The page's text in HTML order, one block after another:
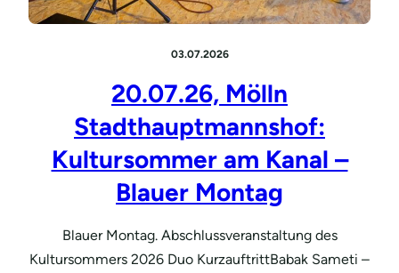
03.07.2026
20.07.26, Mölln
Stadthauptmannshof:
Kultursommer am Kanal –
Blauer Montag
Blauer Montag. Abschlussveranstaltung des
Kultursommers 2026 Duo KurzauftrittBabak Sameti –